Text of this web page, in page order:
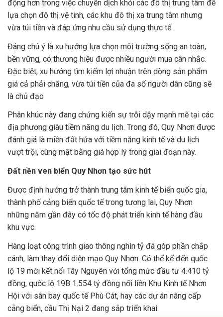
động hơn trong việc chuyển dịch khỏi các đô thị trung tâm để
lựa chọn đô thị vệ tinh, các khu đô thị xa trung tâm nhưng
vừa túi tiền và đáp ứng nhu cầu sử dụng thực tế.
Đáng chú ý là xu hướng lựa chọn môi trường sống an toàn,
bền vững, có thương hiệu được nhiều người mua cân nhắc.
Đặc biệt, xu hướng tìm kiếm lợi nhuận trên dòng sản phẩm
giá cả phải chăng, vừa túi tiền của đa số người dân cũng sẽ
là chủ đạo
Phân khúc này đang chứng kiến sự trỗi dậy mạnh mẽ tại các
địa phương giàu tiềm năng du lịch. Trong đó, Quy Nhơn được
đánh giá là miền đất hứa với tiềm năng kinh tế và du lịch
vượt trội, cùng mặt bằng giá hợp lý trong giai đoạn này.
Đất nền ven biển Quy Nhơn tạo sức hút
Được định hướng trở thành trung tâm kinh tế biển quốc gia,
thành phố cảng biển quốc tế trong tương lai, Quy Nhơn
những năm gần đây có tốc độ phát triển kinh tế hàng đầu
khu vực.
Hàng loạt công trình giao thông nghìn tỷ đã góp phần chắp
cánh, làm thay đổi diện mạo Quy Nhơn. Có thể kể đến quốc
lộ 19 mới kết nối Tây Nguyên với tổng mức đầu tư 4.410 tỷ
đồng, quốc lộ 19B 1.554 tỷ đồng nối liền Khu Kinh tế Nhơn
Hội với sân bay quốc tế Phù Cát, hay các dự án nâng cấp
cảng biển, cầu Thị Nại 2 đang sắp triển khai.